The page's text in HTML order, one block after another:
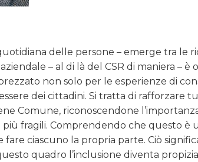
delle persone – emerge tra le
– al di là del CSR di maniera – è
non solo per le esperienze di
dei cittadini. Si tratta di rafforzare
Comune, riconoscendone
fragili. Comprendendo che questo è
ciascuno la propria parte. Ciò
quadro l’inclusione diventa